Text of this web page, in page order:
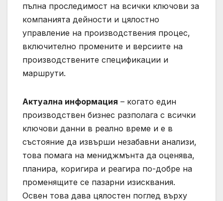
пълна проследимост на всички ключови за
компанията дейности и цялостно
управление на производствения процес,
включително промените и версиите на
производствените спецификации и
маршрути.
Актуална информация – когато един
производствен бизнес разполага с всички
ключови данни в реално време и е в
състояние да извърши незабавни анализи,
това помага на мениджмънта да оценява,
планира, коригира и реагира по-добре на
променящите се пазарни изисквания.
Освен това дава цялостен поглед върху